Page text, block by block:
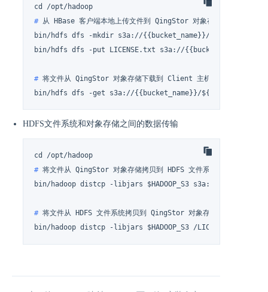
# 从 HBase 客户端本地上传文件到 QingStor 对象存储
bin/hdfs dfs -mkdir s3a://{{bucket_name}}/${dir}
# 将文件从 QingStor 对象存储下载到 Client 主机本地
bin/hdfs dfs -get s3a://{{bucket_name}}/${dir}/
HDFS文件系统和对象存储之间的数据传输
# 将文件从 QingStor 对象存储拷贝到 HDFS 文件系统
# 将文件从 HDFS 文件系统拷贝到 QingStor 对象存储存储空间中
bin/hadoop distcp -libjars $HADOOP_S3 /LICENSE.txt